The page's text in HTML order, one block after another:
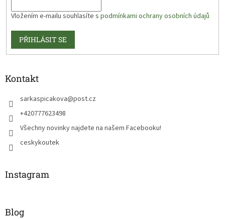
Vložením e-mailu souhlasíte s podmínkami ochrany osobních údajů
PŘIHLÁSIT SE
Kontakt
sarkaspicakova@post.cz
+420777623498
Všechny novinky najdete na našem Facebooku!
ceskykoutek
Instagram
Blog